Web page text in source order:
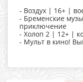
- Воздух | 16+ |
- Бременские
приключение
- Холоп 2 | 12+ |
- Мульт в кино!